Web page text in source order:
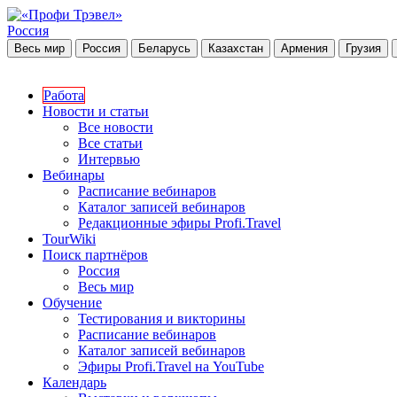
Россия
Весь мир Россия Беларусь Казахстан Армения Грузия
Работа
Новости и статьи
Все новости
Все статьи
Интервью
Вебинары
Расписание вебинаров
Каталог записей вебинаров
Редакционные эфиры Profi.Travel
TourWiki
Поиск партнёров
Россия
Весь мир
Обучение
Тестирования и викторины
Расписание вебинаров
Каталог записей вебинаров
Эфиры Profi.Travel на YouTube
Календарь